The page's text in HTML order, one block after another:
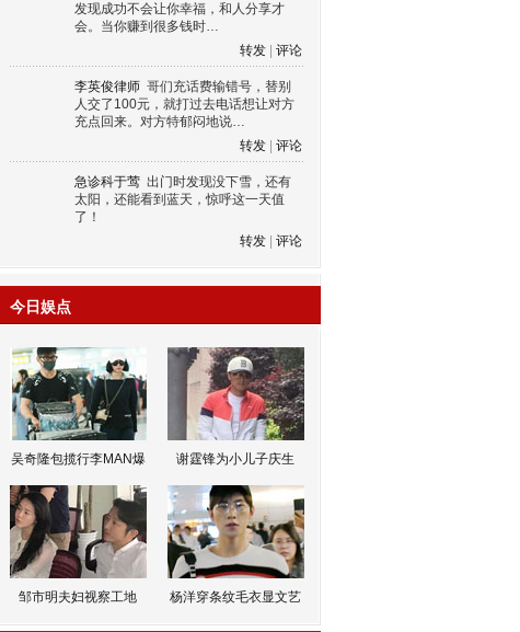
发现成功不会让你幸福，和人分享才
会。当你赚到很多钱时…
转发
评论
李英俊律师 哥们充话费输错号，替别
人交了100元，就打过去电话想让对方
充点回来。对方特郁闷地说…
转发
评论
急诊科于莺 出门时发现没下雪，还有
太阳，还能看到蓝天，惊呼这一天值
了！
转发
评论
今日娱点
吴奇隆包揽行李MAN爆 谢霆锋为小儿子庆生
邹市明夫妇视察工地 杨洋穿条纹毛衣显文艺